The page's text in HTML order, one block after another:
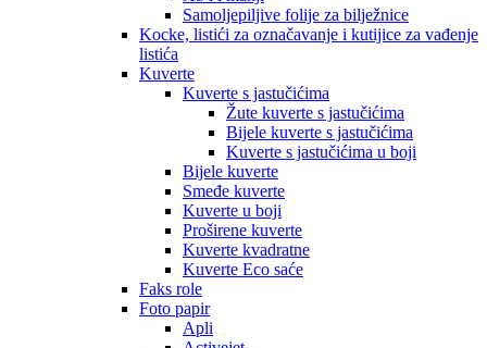
Samoljepiljive folije za bilježnice
Kocke, listići za označavanje i kutijice za vađenje
listića
Kuverte
Kuverte s jastučićima
Žute kuverte s jastučićima
Bijele kuverte s jastučićima
Kuverte s jastučićima u boji
Bijele kuverte
Smeđe kuverte
Kuverte u boji
Proširene kuverte
Kuverte kvadratne
Kuverte Eco saće
Faks role
Foto papir
Apli